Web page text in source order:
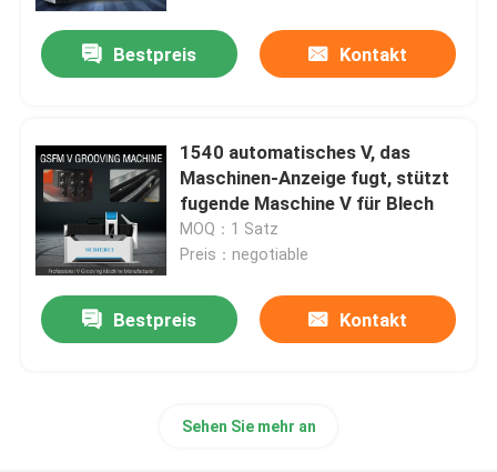
Bestpreis Kontakt
1540 automatisches V, das
Maschinen-Anzeige fugt, stützt
fugende Maschine V für Blech
MOQ：1 Satz
Preis：negotiable
Bestpreis Kontakt
Sehen Sie mehr an